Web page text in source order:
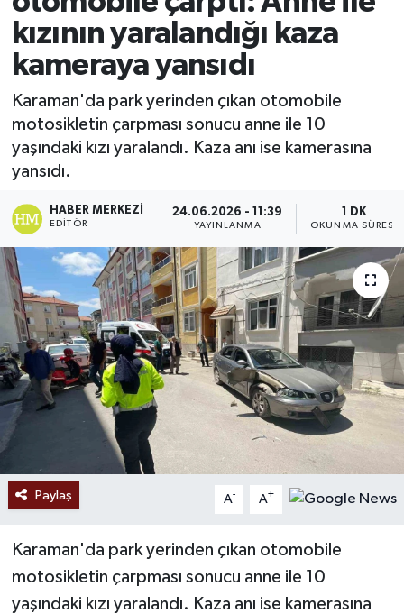
kızının yaralandığı kaza
kameraya yansıdı
Karaman'da park yerinden çıkan otomobile
motosikletin çarpması sonucu anne ile 10
yaşındaki kızı yaralandı. Kaza anı ise kamerasına
yansıdı.
HABER MERKEZI
EDITÖR
24.06.2026 - 11:39
YAYINLANMA
1 DK
OKUNMA SÜRESI
Paylaş A- A+
Karaman'da park yerinden çıkan otomobile
motosikletin çarpması sonucu anne ile 10
yaşındaki kızı yaralandı. Kaza anı ise kamerasına
Ekonomi
Sağlık
Tokat Haber